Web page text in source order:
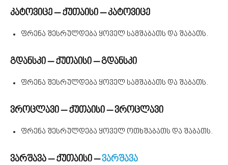
კატოვიცე – ქუთაისი – კატოვიცე
ფრენა შესრულდება ყოველ სამშაბათს და შაბათს.
გდანსკი – ქუთაისი – გდანსკი
ფრენა შესრულდება ყოველ სამშაბათს და შაბათს.
ვროცლავი – ქუთაისი – ვროცლავი
ფრენა შესრულდება ყოველ ოთხშაბათს და შაბათს.
ვარშავა – ქუთაისი –ვარშავა